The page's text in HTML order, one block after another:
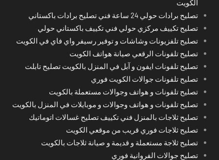
الكويت
تصليح برادات حولي 24 ساعة فني تصليح برادات باكستاني
تصليح تكييف مركزي حولي فني تكييف باكستاني حولي
تصليح تلفزيونات وشاشات و توفير رسيفر واي فاي في الكويت
تصليح تلفونات الرقعي صيانة هواتف الكويت
تصليح تلفونات ايفون و آبل في المنزل بالكويت تصليح تابلت
تصليح تلفونات جوالات الكويت فوري
تصليح تلفونات و هواتف وجوالات مستعملة بالكويت
تصليح تلفونات و هواتف وجوالات و موبايلات في المنزل بالكويت
تصليح ثلاجات بالمنزل فني تكييف تصليح غسالات اتوماتيك
تصليح ثلاجات فوري قريب من موقعي الكويت
تصليح ثلاجة مستعملة و قديمة و صيانة ثلاجات بالكويت
تصليح جوالات الفروانية فوري